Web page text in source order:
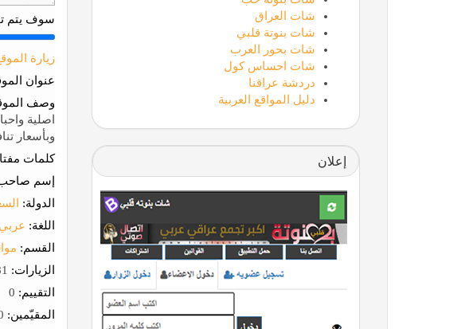
سوف يتم
زيارة
عنوان
وصف
اصلية
وبأسعار
كلمات
إسم صاحب
الدولة:
اللغة: عربي
القسم:
الزيارات:
التقييم:
المقيّمين:
شات العراق
شات بنوتة قلبي
شات بحور العرب
شات احساس كول
دردشة عراقنا
دليل المواقع العربية
إعلان